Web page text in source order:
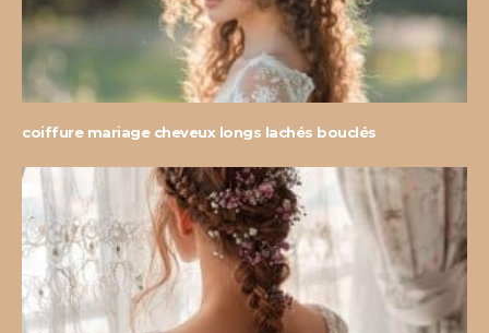
coiffure mariage cheveux longs lachés bouclés